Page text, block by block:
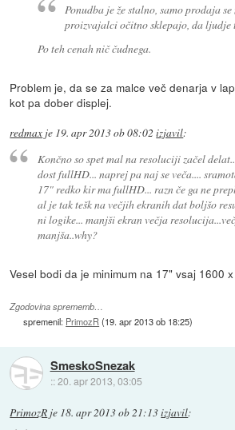
Ponudba je že stalno, samo prodaja
proizvajalci očitno sklepajo, da ljudje
Po teh cenah nič čudnega.
Problem je, da se za malce več denarja v
kot pa dober displej.
redmax je 19. apr 2013 ob 08:02 izjavil:
Končno so spet mal na resoluciji začel
dost fullHD... naprej pa naj se veča....
17" redko kir ma fullHD... razn če ga ne
al je tak tešk na večjih ekranih dat boljšo
ni logike... manjši ekran večja
manjša..why?
Vesel bodi da je minimum na 17" vsaj 1600
Zgodovina sprememb…
spremenil: PrimozR(19. apr 2013 ob 18:25)
SmeskoSnezak
::20. apr 2013, 03:05
PrimozR je 18. apr 2013 ob 21:13izjavil: